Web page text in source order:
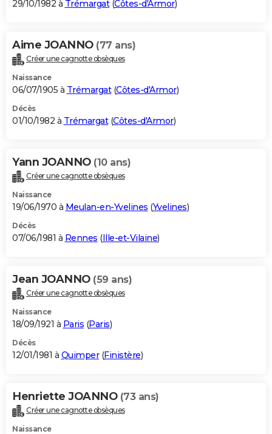
29/10/1982 à Trémargat(Côtes-d'Armor)
Aime JOANNO (77 ans)
Créer une cagnotte obsèques
Naissance
06/07/1905 à Trémargat(Côtes-d'Armor)
Décès
01/10/1982 à Trémargat(Côtes-d'Armor)
Yann JOANNO (10 ans)
Créer une cagnotte obsèques
Naissance
19/06/1970 à Meulan-en-Yvelines (Yvelines)
Décès
07/06/1981 à Rennes (Ille-et-Vilaine)
Jean JOANNO (59 ans)
Créer une cagnotte obsèques
Naissance
18/09/1921 à Paris (Paris)
Décès
12/01/1981 à Quimper(Finistère)
Henriette JOANNO (73 ans)
Créer une cagnotte obsèques
Naissance